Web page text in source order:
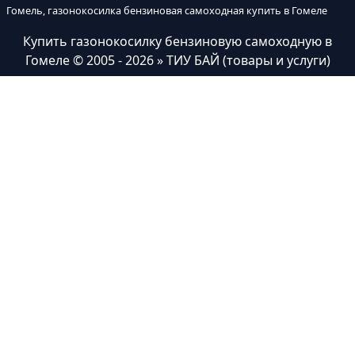
Гомель, газонокосилка бензиновая самоходная купить в Гомеле
Купить газонокосилку бензиновую самоходную в
Гомеле© 2005 - 2026 » ТИУ БАЙ (товары и услуги)